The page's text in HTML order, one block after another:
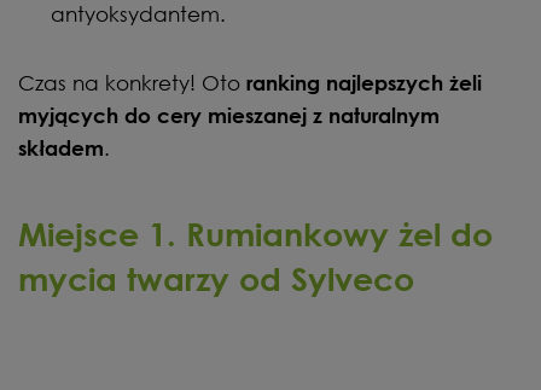
antyoksydantem.
Czas na konkrety! Oto ranking najlepszych żeli
myjących do cery mieszanej z naturalnym
składem.
Miejsce 1. Rumiankowy żel do
mycia twarzy od Sylveco